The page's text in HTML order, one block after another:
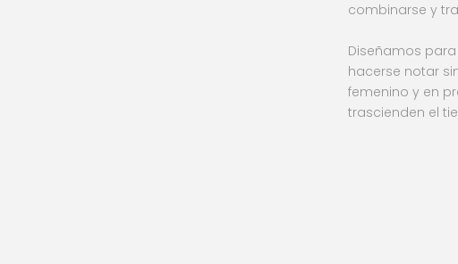
combinarse y
Diseñamos
hacerse notar
femenino y en
trascienden el